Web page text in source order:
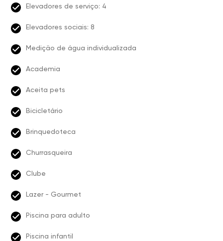
Elevadores de serviço: 4
Elevadores sociais: 8
Medição de água individualizada
Academia
Aceita pets
Bicicletário
Brinquedoteca
Churrasqueira
Clube
Lazer - Gourmet
Piscina para adulto
Piscina infantil